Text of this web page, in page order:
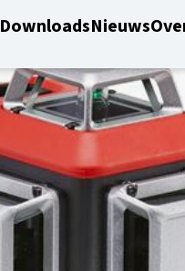
DownloadsNieuws